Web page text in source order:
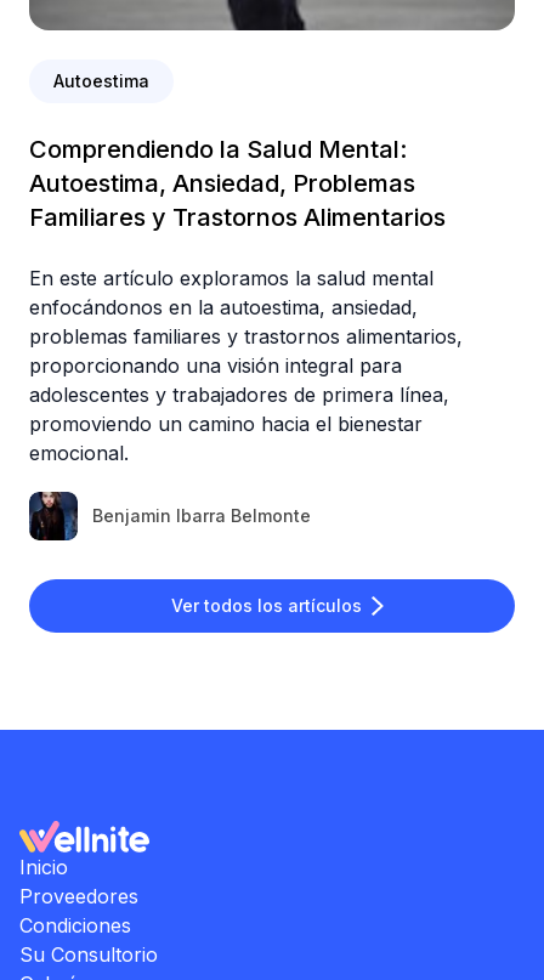
Ver todos los artículos
Autoestima
Comprendiendo la Salud Mental:
Autoestima, Ansiedad, Problemas
Familiares y Trastornos Alimentarios
En este artículo exploramos la salud mental
enfocándonos en la autoestima, ansiedad,
problemas familiares y trastornos alimentarios,
proporcionando una visión integral para
adolescentes y trabajadores de primera línea,
promoviendo un camino hacia el bienestar
emocional.
Benjamin Ibarra Belmonte
Inicio
Proveedores
Condiciones
Su Consultorio